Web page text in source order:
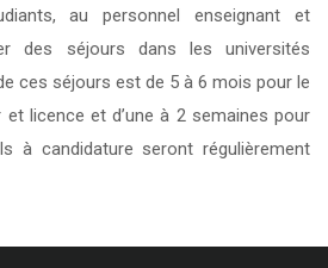
au personnel enseignant et
des séjours dans les universités
ces séjours est de 5 à 6 mois pour le
licence et d’une à 2 semaines pour
à candidature seront régulièrement